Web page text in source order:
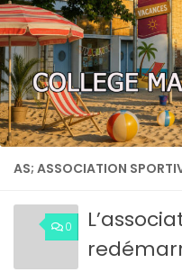
AS; ASSOCIATION
0